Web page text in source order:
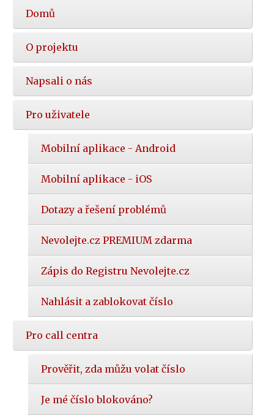
Hlavní
nabídka
Domů
O projektu
Napsali o nás
Pro uživatele
Mobilní aplikace - Android
Mobilní aplikace - iOS
Dotazy a řešení problémů
Nevolejte.cz PREMIUM zdarma
Zápis do Registru Nevolejte.cz
Nahlásit a zablokovat číslo
Pro call centra
Prověřit, zda můžu volat číslo
Je mé číslo blokováno?